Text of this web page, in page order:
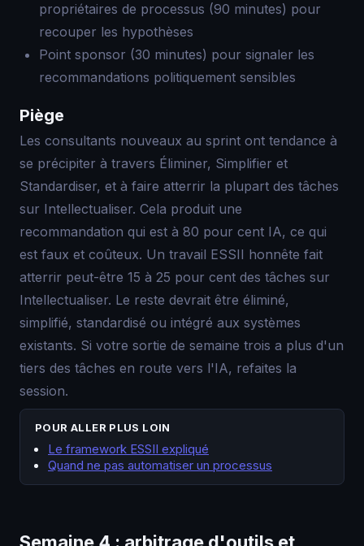
propriétaires de processus (90 minutes) pour
recouper les hypothèses
Point sponsor (30 minutes) pour signaler les
recommandations politiquement sensibles
Piège
Les consultants nouveaux au sprint ont tendance à
se précipiter à travers Éliminer, Simplifier et
Standardiser, et à faire atterrir la plupart des tâches
sur Intellectualiser. Cela produit une
recommandation qui est à 80 pour cent IA, ce qui
est faux et coûteux. Un travail ESSII honnête fait
atterrir peut-être 15 à 25 pour cent des tâches sur
Intellectualiser. Le reste devrait être éliminé,
simplifié, standardisé ou intégré aux systèmes
existants. Si votre sortie de semaine trois a plus d'un
tiers des tâches en route vers l'IA, refaites la
session.
POUR ALLER PLUS LOIN
Le framework ESSII expliqué
Quand ne pas automatiser un processus